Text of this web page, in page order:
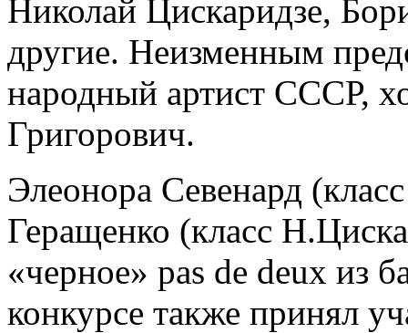
Николай Цискаридзе,
другие. Неизменным
народный артист СССР,
Григорович.
Элеонора Севенард
Геращенко (класс
«черное» pas de deux из
конкурсе также принял